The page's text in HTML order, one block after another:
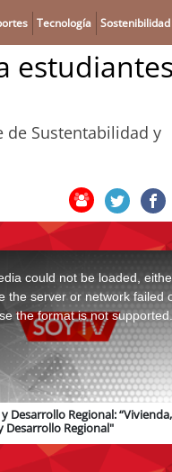
Tecnología Sostenibilidad
estudiantes
de Sustentabilidad y
could not be loaded,
the server or network failed
the format is not supported.
Desarrollo Regional: “Vivienda,
Desarrollo Regional"